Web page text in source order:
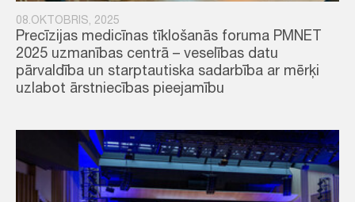
08.OKTOBRIS, 2025
Precīzijas medicīnas tīklošanās foruma PMNET
2025 uzmanības centrā – veselības datu
pārvaldība un starptautiska sadarbība ar mērķi
uzlabot ārstniecības pieejamību